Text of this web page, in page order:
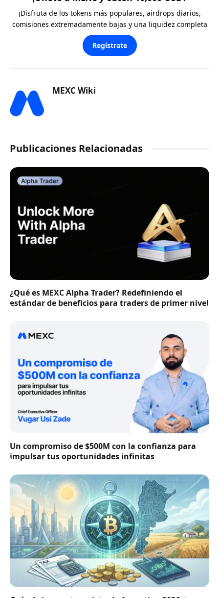
¡Disfruta de los tokens más populares, airdrops diarios,
comisiones extremadamente bajas y una liquidez completa
Regístrate
MEXC Wiki
Publicaciones Relacionadas
¿Qué es MEXC Alpha Trader? Redefiniendo el
estándar de beneficios para traders de primer nivel
Un compromiso de $500M con la confianza para
impulsar tus oportunidades infinitas